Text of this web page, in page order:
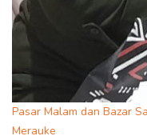
Pasar Malam dan Bazar
Merauke